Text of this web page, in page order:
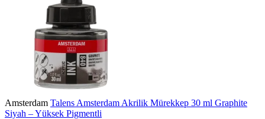
Amsterdam Talens Amsterdam Akrilik Mürekkep 30 ml Graphite
Siyah – Yüksek Pigmentli